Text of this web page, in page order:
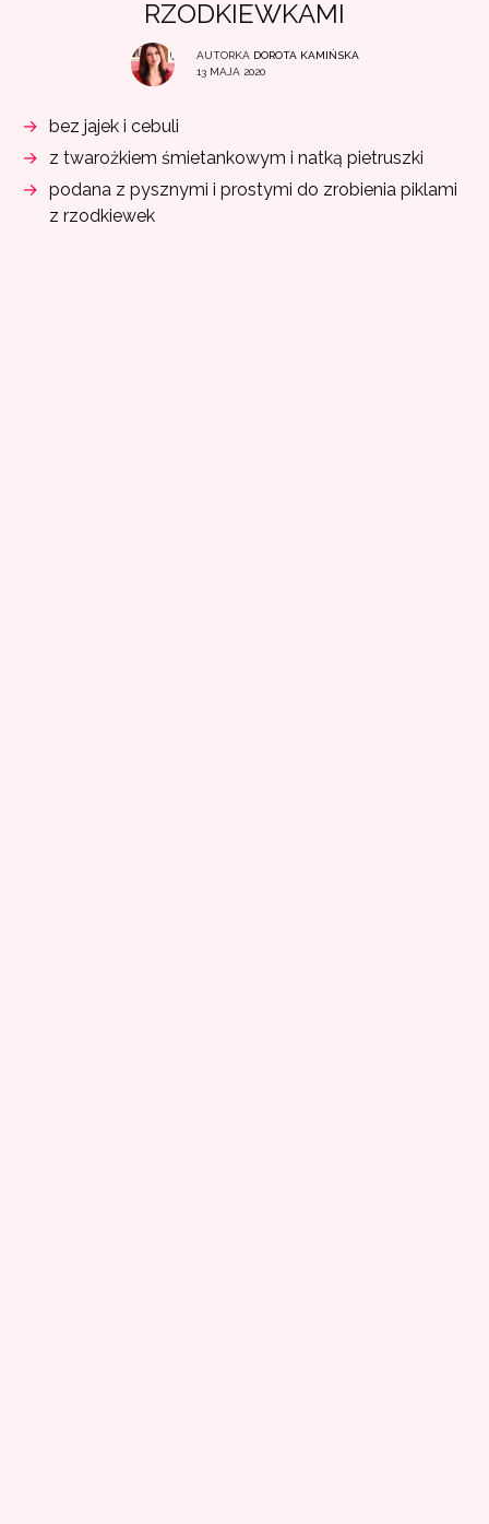
RZODKIEWKAMI
AUTORKA DOROTA KAMIŃSKA
13 MAJA 2020
bez jajek i cebuli
z twarożkiem śmietankowym i natką pietruszki
podana z pysznymi i prostymi do zrobienia piklami
z rzodkiewek